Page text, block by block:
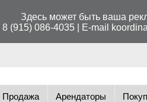
Здесь может быть ваша
8 (915) 086-4035| E-mail
Продажа Арендаторы